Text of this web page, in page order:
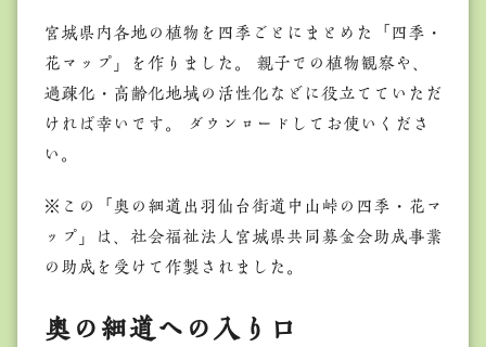
宮城県内各地の植物を四季ごとにまとめた「四季・
花マップ」を作りました。 親子での植物観察や、
過疎化・高齢化地域の活性化などに役立てていただ
ければ幸いです。 ダウンロードしてお使いくださ
い。
※この「奥の細道出羽仙台街道中山峠の四季・花マ
ップ」は、社会福祉法人宮城県共同募金会助成事業
の助成を受けて作製されました。
奥の細道への入り口